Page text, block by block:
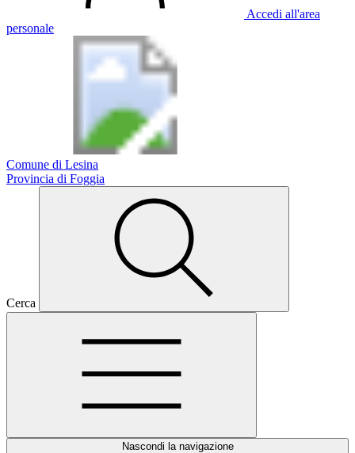
Accedi all'area
personale
Comune di Lesina
Provincia di Foggia
Cerca
Nascondi la navigazione